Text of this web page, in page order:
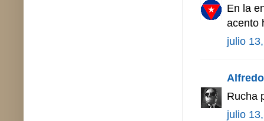
En la
acento
julio
Rucha
julio